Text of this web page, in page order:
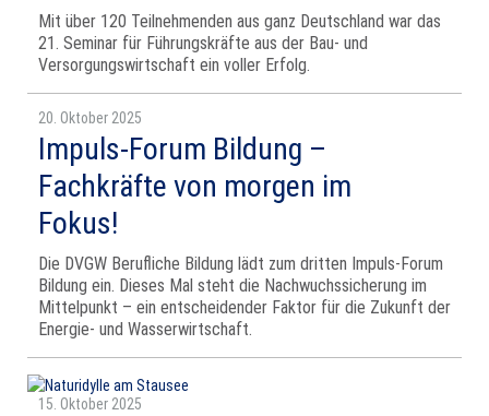
Mit über 120 Teilnehmenden aus ganz Deutschland war das
21. Seminar für Führungskräfte aus der Bau- und
Versorgungswirtschaft ein voller Erfolg.
20. Oktober 2025
Impuls-Forum Bildung –
Fachkräfte von morgen im
Fokus!
Die DVGW Berufliche Bildung lädt zum dritten Impuls-Forum
Bildung ein. Dieses Mal steht die Nachwuchssicherung im
Mittelpunkt – ein entscheidender Faktor für die Zukunft der
Energie- und Wasserwirtschaft.
15. Oktober 2025